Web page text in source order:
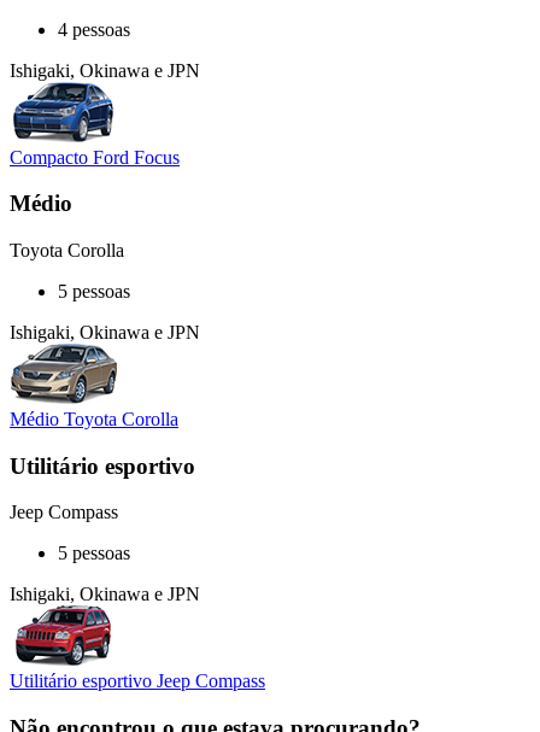
4 pessoas
Ishigaki, Okinawa e JPN
Compacto Ford Focus
Médio
Toyota Corolla
5 pessoas
Ishigaki, Okinawa e JPN
Médio Toyota Corolla
Utilitário esportivo
Jeep Compass
5 pessoas
Ishigaki, Okinawa e JPN
Utilitário esportivo Jeep Compass